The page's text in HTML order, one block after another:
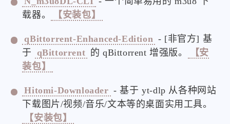
载器。
【安装包】
qBittorrent-Enhanced-Edition - [非官方] 基
于 qBittorrent 的 qBittorrent 增强版。
【安
装包】
Hitomi-Downloader - 基于 yt-dlp 从各种网站
下载图片/视频/音乐/文本等的桌面实用工具。
【安装包】